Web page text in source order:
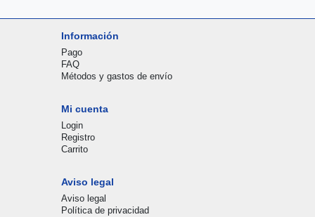
Información
Pago
FAQ
Métodos y gastos de envío
Mi cuenta
Login
Registro
Carrito
Aviso legal
Aviso legal
Política de privacidad